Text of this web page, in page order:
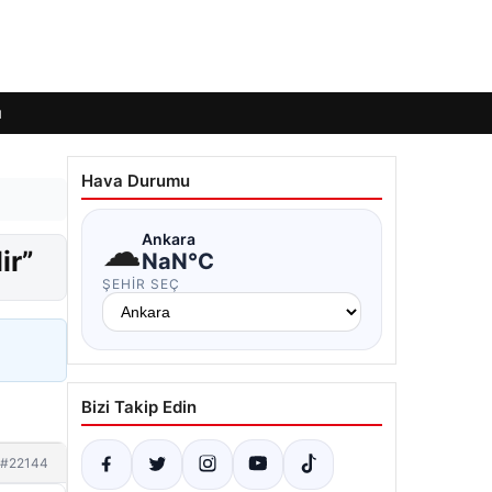
#22144
Hava Durumu
☁Ankara
NaN°C
ŞEHIR SEÇ
Bizi Takip Edin